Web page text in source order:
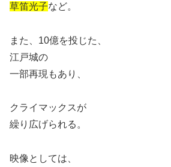
草笛光子など。
また、10億を投じた、
江戸城の
一部再現もあり、
クライマックスが
繰り広げられる。
映像としては、